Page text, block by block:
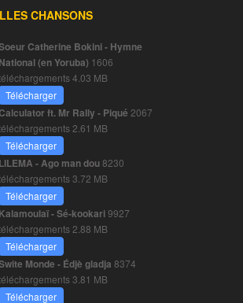
CHANSONS
Catherine Bokini - Hymne
National (en Yoruba) 1606
4.03 MB
Télécharger
ft. Mr Rally - Piqué 2067
2.61 MB
Télécharger
LILEMA - Ago man dou8230
3.72 MB
Télécharger
Kalamoulaï - Sé-kookari9927
2.88 MB
Télécharger
Monde - Édjè gladja 8374
3.81 MB
Télécharger